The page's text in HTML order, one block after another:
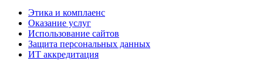
Этика и комплаенс
Оказание услуг
Использование сайтов
Защита персональных данных
ИТ аккредитация